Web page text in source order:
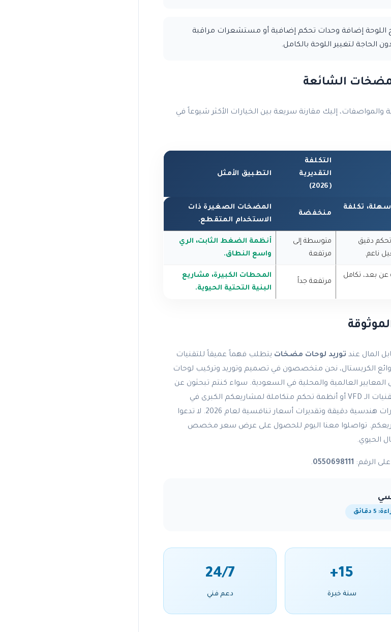
اللوحة إضافة وحدات تحكم إضافية أو مستشعرات مراقبة
الحاجة لتغيير اللوحة بالكامل.
الشائعة
والمواصفات، إليك مقارنة سريعة بين الخيارات الأكثر شيوعاً في
التكلفة
التقديرية
(2026)
التطبيق الأمثل
تكلفة
منخفضة
المضخات الصغيرة ذات
الاستخدام المتقطع.
تحكم دقيق
ناعم.
متوسطة إلى
مرتفعة
أنظمة الضغط الثابت، الري
واسع النطاق.
عن بعد، تكامل
مرتفعة جداً
المحطات الكبيرة، مشاريع
البنية التحتية الحيوية.
المال عند توريد لوحات مضخات يتطلب فهماً عميقاً للتقنيات
الكريستال، نحن متخصصون في تصميم وتوريد وتركيب لوحات
المعايير العالمية والمحلية في السعودية. سواء كنتم تبحثون عن
حلول موفرة للطاقة تعتمد على أحدث تقنيات الـ VFD أو أنظمة تحكم متكاملة لمشاريعكم الكبرى في
الرياض، فإن فريقنا جاهز لتقديم استشارات هندسية دقيقة وتقديرات أسعار تنافسية لعام 2026. لا تدعوا
تواصلوا معنا اليوم للحصول على عرض سعر مخصص
الحيوي.
الرقم: 0550698111
.
15+
سنة خبرة
24/7
دعم فني